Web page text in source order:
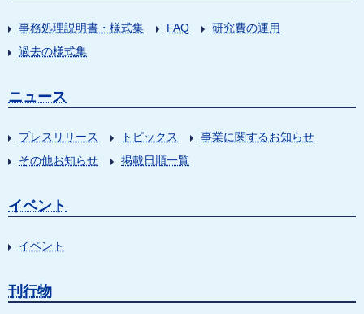
事務処理説明書・様式集 FAQ
研究費の運用
過去の様式集
ニュース
プレスリリース トピックス
事業に関するお知らせ
その他お知らせ
掲載日順一覧
イベント
イベント
刊行物